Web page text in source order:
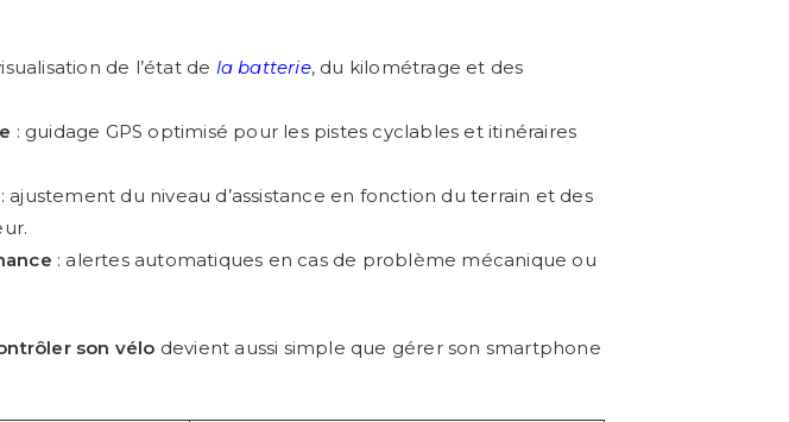
de l’état de la batterie, du kilométrage et des
: guidage GPS optimisé pour les pistes cyclables et itinéraires
: ajustement du niveau d’assistance en fonction du terrain et des
: alertes automatiques en cas de problème mécanique ou
son vélo devient aussi simple que gérer son smartphone